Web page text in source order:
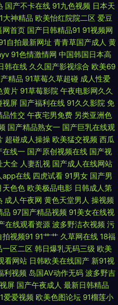
丝袜美腿精品国产一区 最新韩剧 国产
无限网站 黑料导航福利 日韩国产对白
传媒文化无忧传媒 網友分享 91涩涩蜜
区视频 亚洲欧洲精品国产区 成人仓库
人性爱一区二区 国产毛多水多 欧美日
全影视免费观看 九色自拍熟女网址在
线 国产电影五码 欧美A∨视频 午夜寂
区 操碰公开视频 精新精新国产自在现
人妖另类 欧美亚洲另 亚洲无人一区二
美星空 我的好妈妈韩国免费观看 99热
二区精品88 中日韩亚洲人成无 国产精
影院网在线观看 狠狠爱亚洲五月婷婷
国产不卡在线 91九色视频 日本天
大神精品 欧美怡红院院二区 爱豆
网首页 国产日韩精品91 91视频网
自拍最新网址 青青草国产成人 黄
91色情激情网 中国韩国日本高
韩在线 久久国产影视综合 欧美69
精品 91草莓久草超碰 成人性爱
黄片 91草莓影院 午夜电影网久久
视屏 国产福利在线 91久久影院 免
品性交 午夜宅男免费 另类亚洲色
国产精品熟女一 国产巨乳在线观
超碰成人操操 欧美猛交视频 西瓜
在线一 国产原创视频在线 国产视
大全 人妻乱视 国产成人在线网站
app在线 四虎试看 91男女 国产男
天色色 欧美极品电影 日韩成人第
成人午夜网 黄色天堂男人 操视频
品 97国产精品视频 91美女在线视
在线观看资源 波多野洁衣视频 污
拍视频91 91艹艹 久草网在线 18福
一区二区 韩日爆乳无码三级 欧美
看网站 日韩欧美在线国产 新91视
利视频 岛国AV动作无码 波多野吉
屏 国产午夜成人 最新日韩精品
爱爱视频 欧美色图论坛 91榴莲小